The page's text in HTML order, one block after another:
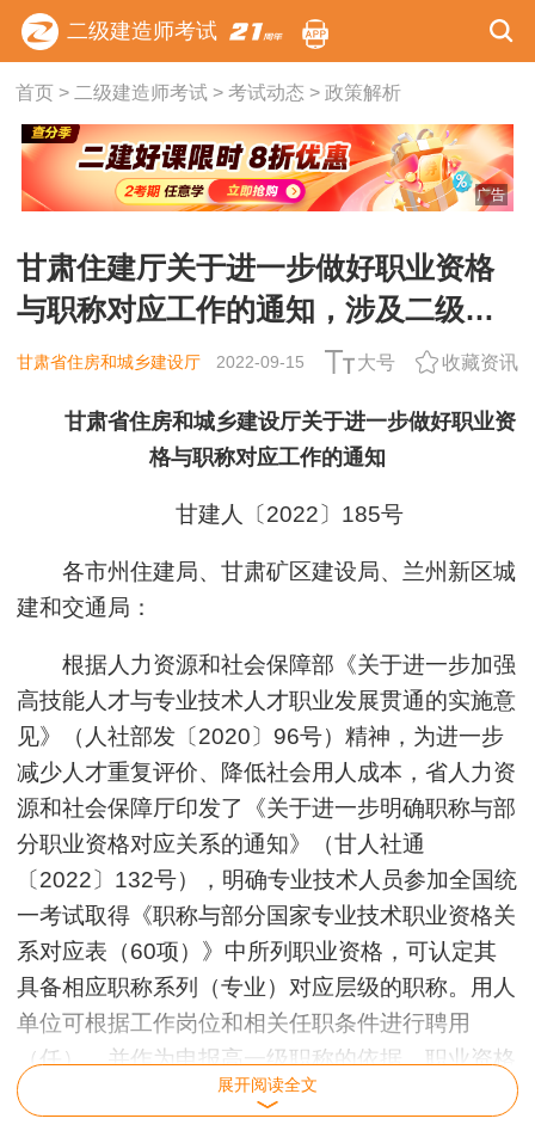
二级建造师考试
首页> 二级建造师考试> 考试动态 > 政策解析
广告
甘肃住建厅关于进一步做好职业资格
与职称对应工作的通知，涉及二级建
造师
甘肃省住房和城乡建设厅 2022-09-15 大号 收藏资讯
甘肃省住房和城乡建设厅关于进一步做好职业资
格与职称对应工作的通知
甘建人〔2022〕185号
各市州住建局、甘肃矿区建设局、兰州新区城
建和交通局：
根据人力资源和社会保障部《关于进一步加强
高技能人才与专业技术人才职业发展贯通的实施意
见》（人社部发〔2020〕96号）精神，为进一步
减少人才重复评价、降低社会用人成本，省人力资
源和社会保障厅印发了《关于进一步明确职称与部
分职业资格对应关系的通知》（甘人社通
〔2022〕132号），明确专业技术人员参加全国统
一考试取得《职称与部分国家专业技术职业资格关
系对应表（60项）》中所列职业资格，可认定其
具备相应职称系列（专业）对应层级的职称。用人
单位可根据工作岗位和相关任职条件进行聘用
（任），并作为申报高一级职称的依据。职业资格
证书实行一证两用，无需换发职称证书。
展开阅读全文